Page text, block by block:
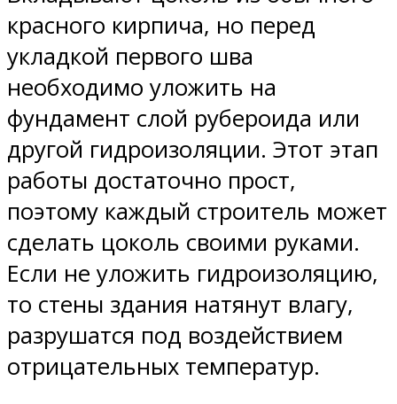
красного кирпича, но перед
укладкой первого шва
необходимо уложить на
фундамент слой рубероида или
другой гидроизоляции. Этот этап
работы достаточно прост,
поэтому каждый строитель может
сделать цоколь своими руками.
Если не уложить гидроизоляцию,
то стены здания натянут влагу,
разрушатся под воздействием
отрицательных температур.